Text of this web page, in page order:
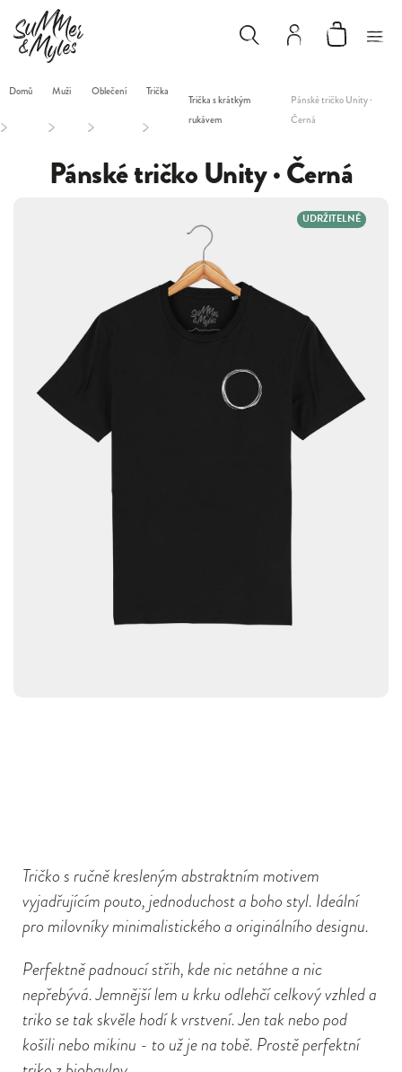
Domů
/
Muži
/
Oblečení
/
Trička
/
Trička s krátkým
rukávem
Pánské tričko Unity ·
Černá
Pánské tričko Unity · Černá
UDRŽITELNÉ
Tričko s ručně kresleným abstraktním motivem
vyjadřujícím pouto, jednoduchost a boho styl. Ideální
pro milovníky minimalistického a originálního designu.
Perfektně padnoucí střih, kde nic netáhne a nic
nepřebývá. Jemnější lem u krku odlehčí celkový vzhled a
triko se tak skvěle hodí k vrstvení. Jen tak nebo pod
košili nebo mikinu - to už je na tobě. Prostě perfektní